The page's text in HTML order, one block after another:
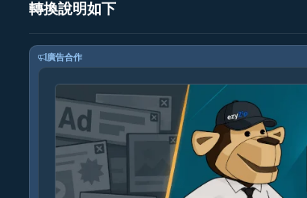
轉換說明如下
廣告合作